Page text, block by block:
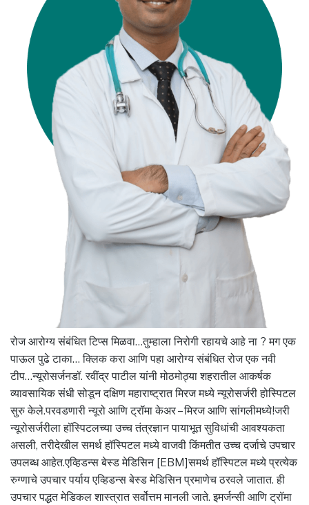
रोज आरोग्य संबंधित टिप्स मिळवा…तुम्हाला निरोगी रहायचे आहे ना ? मग एक
पाऊल पुढे टाका… क्लिक करा आणि पहा आरोग्य संबंधित रोज एक नवी
टीप…न्यूरोसर्जनडॉ. रवींद्र पाटील यांनी मोठमोठ्या शहरातील आकर्षक
व्यावसायिक संधी सोडून दक्षिण महाराष्ट्रात मिरज मध्ये न्यूरोसर्जरी होस्पिटल
सुरु केले.परवडणारी न्यूरो आणि ट्रॉमा केअर – मिरज आणि सांगलीमध्ये!जरी
न्यूरोसर्जरीला हॉस्पिटलच्या उच्च तंत्रज्ञान पायाभूत सुविधांची आवश्यकता
असली, तरीदेखील समर्थ हॉस्पिटल मध्ये वाजवी किंमतीत उच्च दर्जाचे उपचार
उपलब्ध आहेत.एव्हिडन्स बेस्ड मेडिसिन [EBM]समर्थ हॉस्पिटल मध्ये प्रत्येक
रुग्णाचे उपचार पर्याय एव्हिडन्स बेस्ड मेडिसिन प्रमाणेच ठरवले जातात. ही
उपचार पद्धत मेडिकल शास्त्रात सर्वोत्तम मानली जाते. इमर्जन्सी आणि ट्रॉमा